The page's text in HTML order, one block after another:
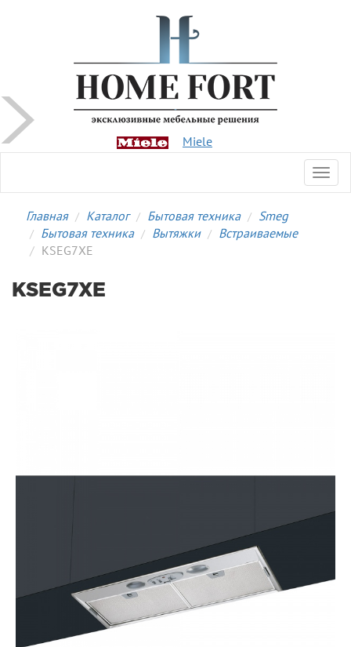
Miele
Главная Каталог Бытовая техника
Smeg
Бытовая техника
Вытяжки
Встраиваемые
KSEG7XE
KSEG7XE